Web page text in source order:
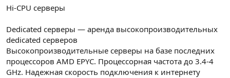
Hi-CPU серверы
Dedicated серверы — аренда высокопроизводительных
dedicated серверов
Высокопроизводительные серверы на базе последних
процессоров AMD EPYC. Процессорная частота до 3.4-4
GHz. Надежная скорость подключения к интернету